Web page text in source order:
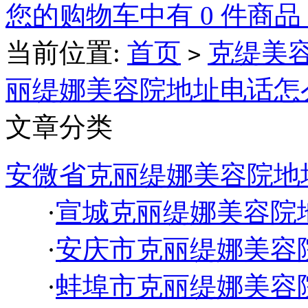
您的购物车中有 0 件商
当前位置: 首页 > 克缇美
丽缇娜美容院地址电话怎
文章分类
安微省克丽缇娜美容院
·宣城克丽缇娜美容院
·安庆市克丽缇娜美容
·蚌埠市克丽缇娜美容